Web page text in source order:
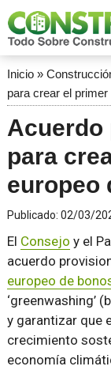
Inicio»
para crear el
Acuerdo
para
europeo
Publicado: 02/03/
El Consejo y el
acuerdo
europeo de
‘greenwashing’
y garantizar que
crecimiento
economía